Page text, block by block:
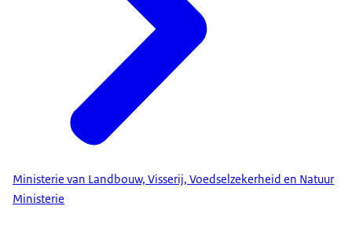
Ministerie van Landbouw, Visserij, Voedselzekerheid en Natuur
Ministerie